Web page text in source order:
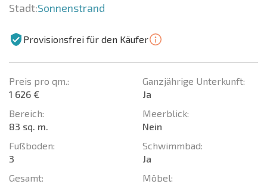
Stadt:Sonnenstrand
Provisionsfrei für den Käufer
Preis pro qm.:
1 626 €
Bereich:
83 sq. m.
Fußboden:
3
Gesamt:
Ganzjährige Unterkunft:
Ja
Meerblick:
Nein
Schwimmbad:
Ja
Möbel: